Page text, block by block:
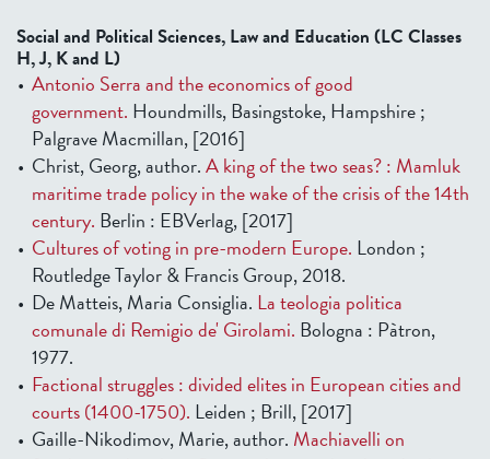
Social and Political Sciences, Law and Education (LC Classes
H, J, K and L)
Antonio Serra and the economics of good
government. Houndmills, Basingstoke, Hampshire ;
Palgrave Macmillan, [2016]
Christ, Georg, author.A king of the two seas? : Mamluk
maritime trade policy in the wake of the crisis of the 14th
century. Berlin : EBVerlag, [2017]
Cultures of voting in pre-modern Europe. London ;
Routledge Taylor & Francis Group, 2018.
De Matteis, Maria Consiglia. La teologia politica
comunale di Remigio de' Girolami. Bologna : Pàtron,
1977.
Factional struggles : divided elites in European cities and
courts (1400-1750). Leiden ; Brill, [2017]
Gaille-Nikodimov, Marie, author. Machiavelli on